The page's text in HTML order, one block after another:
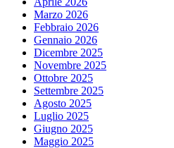
Marzo 2026
Febbraio 2026
Gennaio 2026
Dicembre 2025
Novembre 2025
Ottobre 2025
Settembre 2025
Agosto 2025
Luglio 2025
Giugno 2025
Maggio 2025